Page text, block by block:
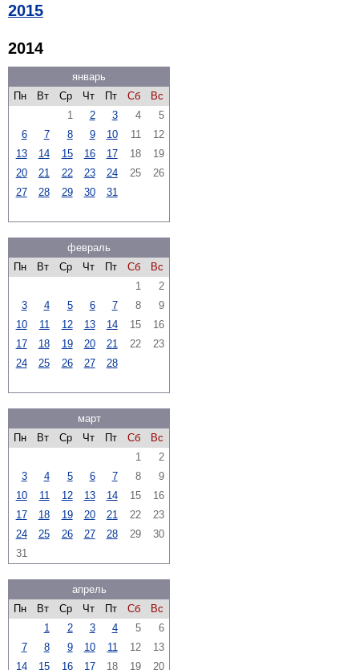
2015
2014
январь
Пн
Вт Ср Чт Пт Сб
Вс
1
2 3 4
5
6
7 8 9 10 11
12
13
14 15 16 17 18
19
20
21 22 23 24 25
26
27
28 29 30 31
февраль
Пн
Вт Ср Чт Пт Сб
Вс
1
2
3
4 5 6 7 8
9
10
11 12 13 14 15
16
17
18 19 20 21 22
23
24
25 26 27 28
март
Пн
Вт Ср Чт Пт Сб
Вс
1
2
3
4 5 6 7 8
9
10
11 12 13 14 15
16
17
18 19 20 21 22
23
24
25 26 27 28 29
30
31
апрель
Пн
Вт Ср Чт Пт Сб
Вс
1
2 3 4 5
6
7
8 9 10 11 12
13
14
15 16 17 18 19
20